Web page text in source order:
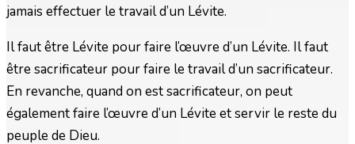
jamais effectuer le travail d’un Lévite.
Il faut être Lévite pour faire l’œuvre d’un Lévite. Il faut
être sacrificateur pour faire le travail d’un sacrificateur.
En revanche, quand on est sacrificateur, on peut
également faire l’œuvre d’un Lévite et servir le reste du
peuple de Dieu.